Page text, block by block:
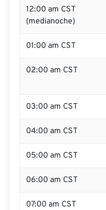
12:00 am CST
(medianoche)
01:00 am CST
02:00 am CST
03:00 am CST
04:00 am CST
05:00 am CST
06:00 am CST
07:00 am CST